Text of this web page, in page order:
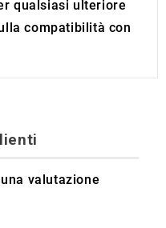
qualsiasi ulteriore
compatibilità con
valutazione